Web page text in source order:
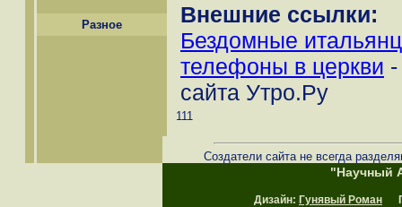
Разное
Внешние ссылки:
Бездомные
телефоны в церкви
сайта Утро.Ру
111
Создатели сайта не всегда
"Научный
Дизайн: Гунявый Роман